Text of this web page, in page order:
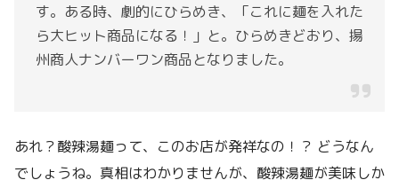
す。ある時、劇的にひらめき、「これに麺を入れた
ら大ヒット商品になる！」と。ひらめきどおり、揚
州商人ナンバーワン商品となりました。
あれ？酸辣湯麺って、このお店が発祥なの！？ どうなん
でしょうね。真相はわかりませんが、酸辣湯麺が美味しか